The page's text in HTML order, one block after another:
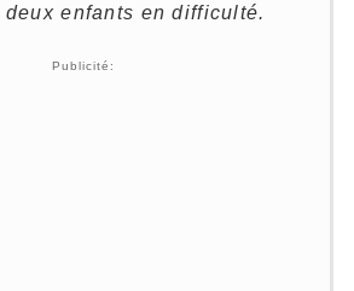
enfants en difficulté.
Publicité: